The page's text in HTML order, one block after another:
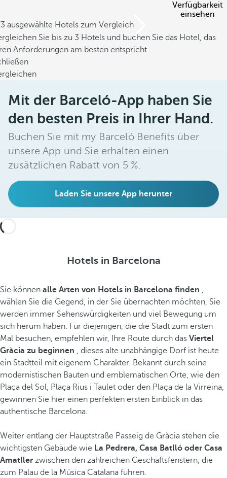
Verfügbarkeit
einsehen
ausgewählte Hotels zum Vergleich
Sie bis zu 3 Hotels und buchen Sie das Hotel, das
Anforderungen am besten entspricht
Mit der Barceló-App haben Sie
den besten Preis in Ihrer Hand.
Buchen Sie mit my Barceló Benefits über
unsere App und Sie erhalten einen
zusätzlichen Rabatt von 5 %.
Laden Sie unsere App herunter
Hotels in Barcelona
Sie können alle Arten von Hotels in Barcelona finden ,
wählen Sie die Gegend, in der Sie übernachten möchten, Sie
werden immer Sehenswürdigkeiten und viel Bewegung um
sich herum haben. Für diejenigen, die die Stadt zum ersten
Mal besuchen, empfehlen wir, Ihre Route durch das Viertel
Gràcia zu beginnen , dieses alte unabhängige Dorf ist heute
ein Stadtteil mit eigenem Charakter. Bekannt durch seine
modernistischen Bauten und emblematischen Orte, wie den
Plaça del Sol, Plaça Rius i Taulet oder den Plaça de la Virreina,
gewinnen Sie hier einen perfekten ersten Einblick in das
authentische Barcelona.
Weiter entlang der Hauptstraße Passeig de Gràcia stehen die
wichtigsten Gebäude wie La Pedrera, Casa Batlló oder Casa
Amatller zwischen den zahlreichen Geschäftsfenstern, die
zum Palau de la Música Catalana führen.